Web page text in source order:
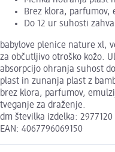
Brez klora, parfumov,
Do 12 ur suhosti
babylove plenice nature xl,
za občutljivo otroško kožo.
absorpcijo ohranja suhost
plast in zunanja plast z
brez klora, parfumov,
tveganje za draženje.
dm številka izdelka: 2977120
EAN: 4067796069150